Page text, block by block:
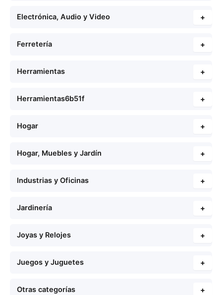
Electrónica, Audio y Video +
Ferretería +
Herramientas +
Herramientas6b51f +
Hogar +
Hogar, Muebles y Jardín +
Industrias y Oficinas +
Jardinería +
Joyas y Relojes +
Juegos y Juguetes +
Otras categorías +